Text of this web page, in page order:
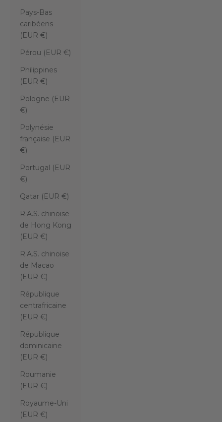
Pays-Bas
caribéens
(EUR €)
Pérou (EUR €)
Philippines
(EUR €)
Pologne (EUR
€)
Polynésie
française (EUR
€)
Portugal (EUR
€)
Qatar (EUR €)
R.A.S. chinoise
de Hong Kong
(EUR €)
R.A.S. chinoise
de Macao
(EUR €)
République
centrafricaine
(EUR €)
République
dominicaine
(EUR €)
Roumanie
(EUR €)
Royaume-Uni
(EUR €)